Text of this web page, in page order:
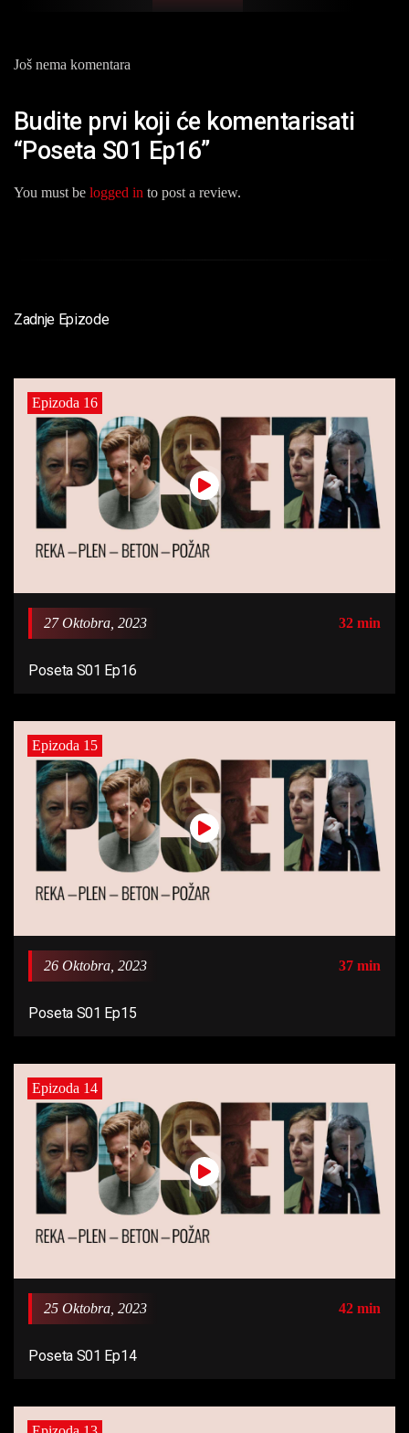
Još nema komentara
Budite prvi koji će komentarisati
“Poseta S01 Ep16”
You must be logged in to post a review.
Zadnje Epizode
Epizoda 16
27 Oktobra, 2023 32 min
Poseta S01 Ep16
Epizoda 15
26 Oktobra, 2023 37 min
Poseta S01 Ep15
Epizoda 14
25 Oktobra, 2023 42 min
Poseta S01 Ep14